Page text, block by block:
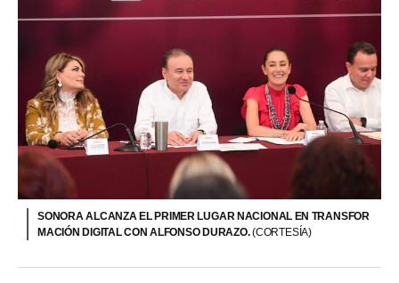
SONORA ALCANZA EL PRIMER LUGAR NACIONAL EN TRANSFOR
MACIÓN DIGITAL CON ALFONSO DURAZO.(CORTESÍA)